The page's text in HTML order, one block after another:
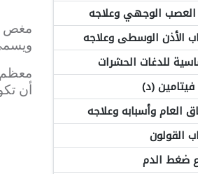
الوجهي وعلاجه
الأذن الوسطى وعلاجه
للدغات الحشرات
(د)
العام وأسبابه وعلاجه
القولون
ضغط الدم
مغص
معظم
أن